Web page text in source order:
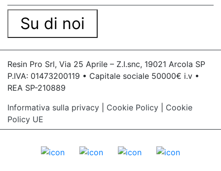
Su di noi
Resin Pro Srl, Via 25 Aprile – Z.I.snc, 19021 Arcola SP
P.IVA: 01473200119 • Capitale sociale 50000€ i.v •
REA SP-210889
Informativa sulla privacy
Cookie Policy
Cookie
Policy UE